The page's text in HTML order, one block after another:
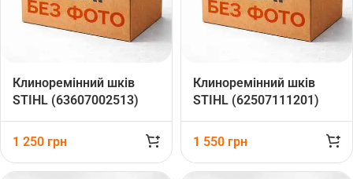
Клиноремінний шків
STIHL (63607002513)
1 250 грн
Клиноремінний шків
STIHL (62507111201)
1 550 грн